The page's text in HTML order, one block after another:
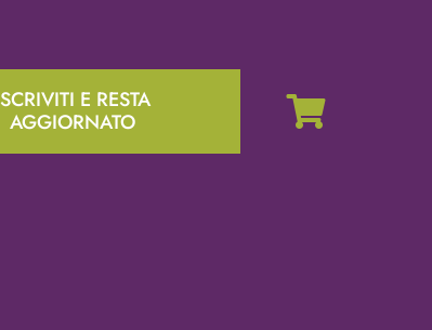
E RESTA
AGGIORNATO